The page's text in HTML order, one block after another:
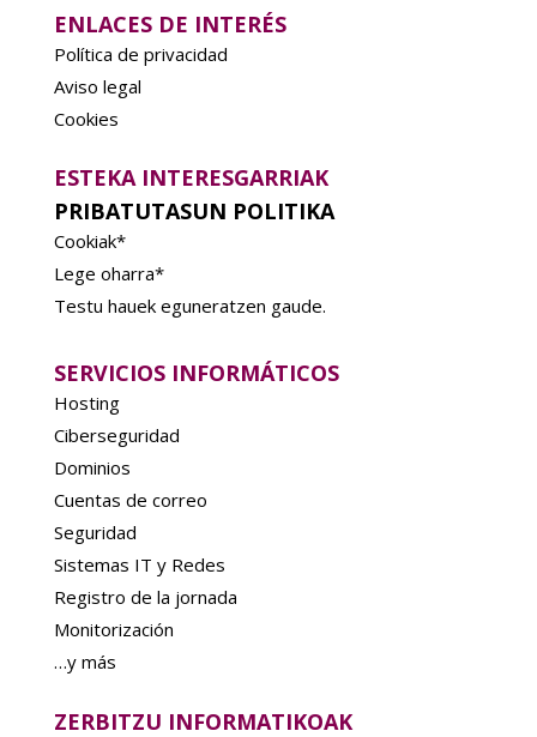
ENLACES DE INTERÉS
Política de privacidad
Aviso legal
Cookies
ESTEKA INTERESGARRIAK
PRIBATUTASUN POLITIKA
Cookiak*
Lege oharra*
Testu hauek eguneratzen gaude.
SERVICIOS INFORMÁTICOS
Hosting
Ciberseguridad
Dominios
Cuentas de correo
Seguridad
Sistemas IT y Redes
Registro de la jornada
Monitorización
…y más
ZERBITZU INFORMATIKOAK